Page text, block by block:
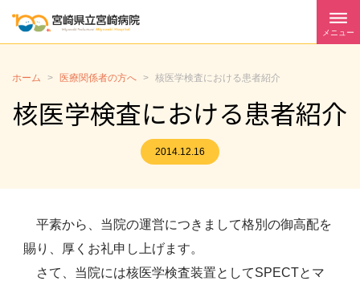
メニュー
ホーム > 医療関係者の方へ > 核医学検査における患者紹介
核医学検査における患者紹介
2014.12.16
平素から、当院の運営につきまして格別の御高配を
賜り、厚くお礼申し上げます。
さて、当院には核医学検査装置としてSPECTとマ